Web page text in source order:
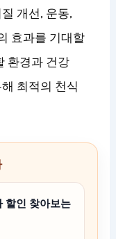
개선, 운동,
효과를 기대할
환경과 건강
최적의 천식
할인 찾아보는